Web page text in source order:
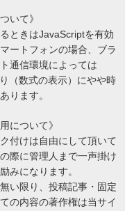
いて》
ときはJavaScriptを有効
ートフォンの場合、ブラ
通信環境によっては
（数式の表示）にやや時
ります。
について》
付けは自由にして頂いて
際に管理人まで一声掛け
みになります。
い限り、投稿記事・固定
の内容の著作権は当サイ